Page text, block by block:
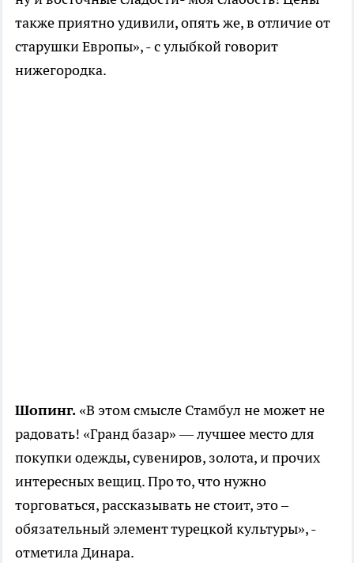
также приятно удивили, опять же, в отличие от
старушки Европы», - с улыбкой говорит
нижегородка.
Шопинг. «В этом смысле Стамбул не может не
радовать! «Гранд базар» — лучшее место для
покупки одежды, сувениров, золота, и прочих
интересных вещиц. Про то, что нужно
торговаться, рассказывать не стоит, это –
обязательный элемент турецкой культуры», -
отметила Динара.